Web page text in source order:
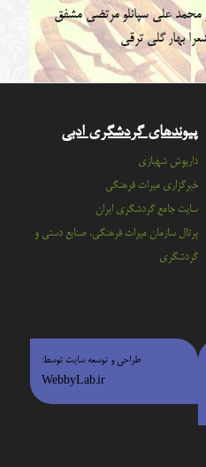
محمد علی سپانلومرتضی مشفق
بهار گلی ترقی
پیوندهای گردشگری ادبی
داریوش شهبازی
خبرگزاری میراث فرهنگی
سايت جامع گردشگري ايران
پرتال سازمان ميراث فرهنگي، صنايع دستي و
گردشگري
طراحی و توسعه سایت توسط:
WebbyLab.ir